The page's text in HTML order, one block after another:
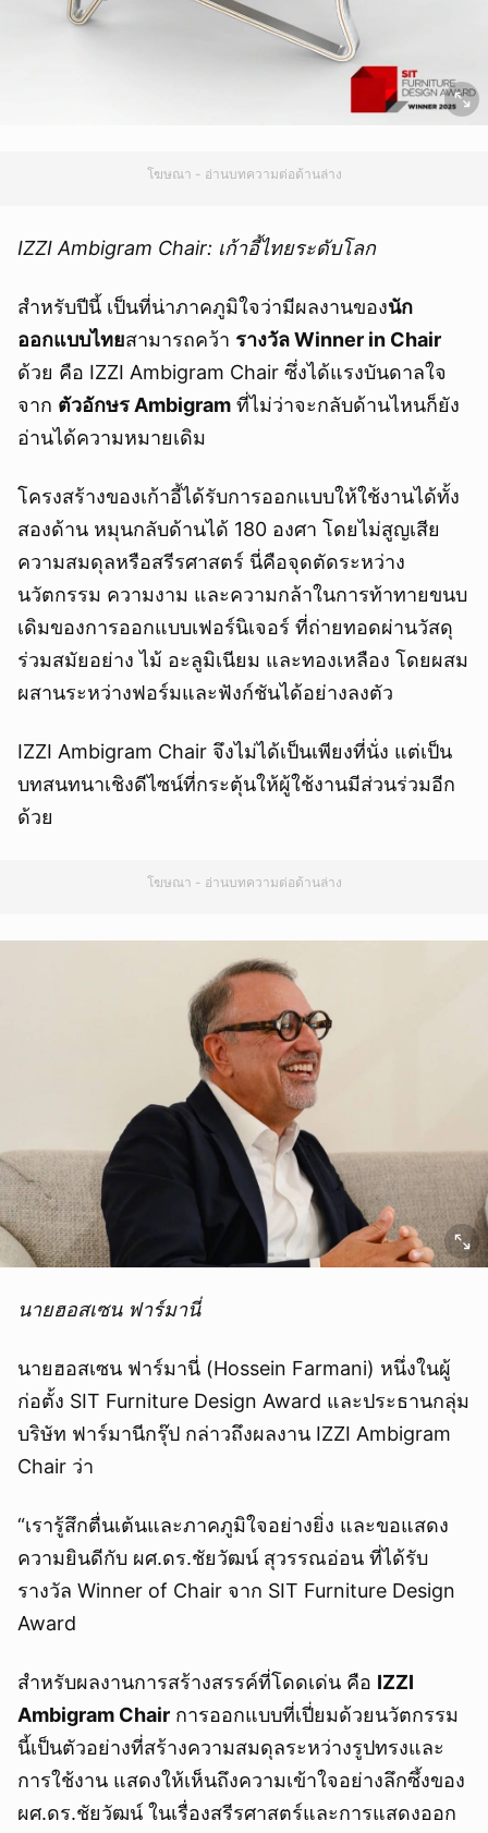
โฆษณา - อ่านบทความต่อด้านล่าง
IZZI Ambigram Chair: เก้าอี้ไทยระดับโลก
สำหรับปีนี้ เป็นที่น่าภาคภูมิใจว่ามีผลงานของนัก
ออกแบบไทยสามารถคว้า รางวัล Winner in Chair
ด้วย คือ IZZI Ambigram Chair ซึ่งได้แรงบันดาลใจ
จาก ตัวอักษร Ambigram ที่ไม่ว่าจะกลับด้านไหนก็ยัง
อ่านได้ความหมายเดิม
โครงสร้างของเก้าอี้ได้รับการออกแบบให้ใช้งานได้ทั้ง
สองด้าน หมุนกลับด้านได้ 180 องศา โดยไม่สูญเสีย
ความสมดุลหรือสรีรศาสตร์ นี่คือจุดตัดระหว่าง
นวัตกรรม ความงาม และความกล้าในการท้าทายขนบ
เดิมของการออกแบบเฟอร์นิเจอร์ ที่ถ่ายทอดผ่านวัสดุ
ร่วมสมัยอย่าง ไม้ อะลูมิเนียม และทองเหลือง โดยผสม
ผสานระหว่างฟอร์มและฟังก์ชันได้อย่างลงตัว
IZZI Ambigram Chair จึงไม่ได้เป็นเพียงที่นั่ง แต่เป็น
บทสนทนาเชิงดีไซน์ที่กระตุ้นให้ผู้ใช้งานมีส่วนร่วมอีก
ด้วย
โฆษณา - อ่านบทความต่อด้านล่าง
นายฮอสเซน ฟาร์มานี่
นายฮอสเซน ฟาร์มานี่ (Hossein Farmani) หนึ่งในผู้
ก่อตั้ง SIT Furniture Design Award และประธานกลุ่ม
บริษัท ฟาร์มานีกรุ๊ป กล่าวถึงผลงาน IZZI Ambigram
Chair ว่า
“เรารู้สึกตื่นเต้นและภาคภูมิใจอย่างยิ่ง และขอแสดง
ความยินดีกับ ผศ.ดร.ชัยวัฒน์ สุวรรณอ่อน ที่ได้รับ
รางวัล Winner of Chair จาก SIT Furniture Design
Award
สำหรับผลงานการสร้างสรรค์ที่โดดเด่น คือ IZZI
Ambigram Chair การออกแบบที่เปี่ยมด้วยนวัตกรรม
นี้เป็นตัวอย่างที่สร้างความสมดุลระหว่างรูปทรงและ
การใช้งาน แสดงให้เห็นถึงความเข้าใจอย่างลึกซึ้งของ
ผศ.ดร.ชัยวัฒน์ ในเรื่องสรีรศาสตร์และการแสดงออก